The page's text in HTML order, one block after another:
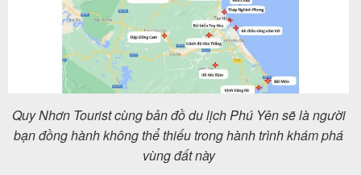
Quy Nhơn Tourist cùng bản đồ du lịch Phú Yên sẽ là người
bạn đồng hành không thể thiếu trong hành trình khám phá
vùng đất này